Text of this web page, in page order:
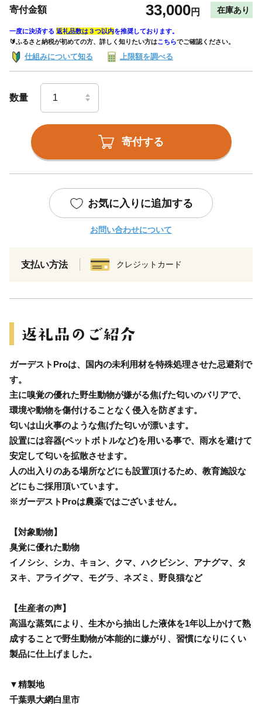
寄付金額 33,000円 在庫あり
一度に決済する 返礼品数は３つ以内を推奨しております。
🔰ふるさと納税が初めての方、詳しく知りたい方はこちらでご確認ください。
仕組みについて知る 上限額を調べる
数量
寄付する
お気に入りに追加する
お問い合わせについて
支払い方法 クレジットカード
ガーデストProは、国内の未利用材を特殊処理させた忌避剤で
す。
主に嗅覚の優れた野生動物が嫌がる焦げた匂いのバリアで、
環境や動物を傷付けることなく侵入を防ぎます。
匂いは山火事のような焦げた匂いが漂います。
設置には容器(ペットボトルなど)を用いる事で、雨水を避けて
安定して匂いを拡散させます。
人の出入りのある場所などにも設置頂けるため、教育施設な
どにもご採用頂いています。
※ガーデストProは農薬ではございません。
【対象動物】
臭覚に優れた動物
イノシシ、シカ、キョン、クマ、ハクビシン、アナグマ、タ
ヌキ、アライグマ、モグラ、ネズミ、野良猫など
【生産者の声】
高温な蒸気により、生木から抽出した液体を1年以上かけて熟
成することで野生動物が本能的に嫌がり、習慣になりにくい
製品に仕上げました。
▼精製地
千葉県大網白里市